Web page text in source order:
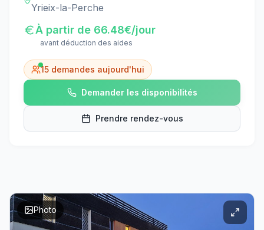
Yrieix-la-Perche
À partir de 66.48€/jour
avant déduction des aides
15 demandes aujourd'hui
Demander les disponibilités
Prendre rendez-vous
Photo